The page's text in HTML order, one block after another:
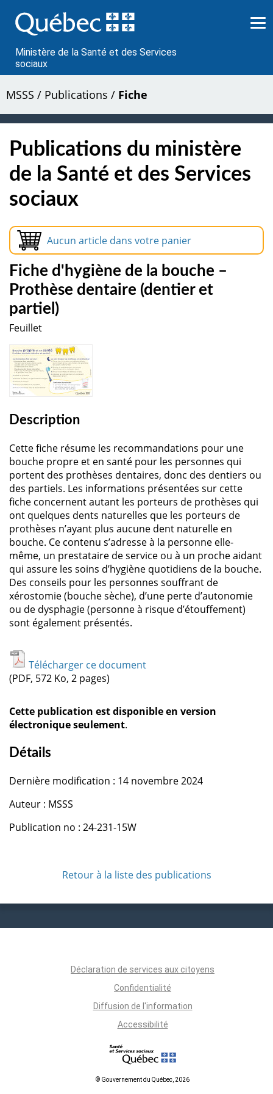
au
contenu
Ministère de la Santé et des Services
sociaux
MSSS / Publications / Fiche
Publications du ministère
de la Santé et des Services
sociaux
Aucun article dans votre panier
Fiche d'hygiène de la bouche –
Prothèse dentaire (dentier et
partiel)
Feuillet
Description
Cette fiche résume les recommandations pour une
bouche propre et en santé pour les personnes qui
portent des prothèses dentaires, donc des dentiers ou
des partiels. Les informations présentées sur cette
fiche concernent autant les porteurs de prothèses qui
ont quelques dents naturelles que les porteurs de
prothèses n’ayant plus aucune dent naturelle en
bouche. Ce contenu s’adresse à la personne elle-
même, un prestataire de service ou à un proche aidant
qui assure les soins d’hygiène quotidiens de la bouche.
Des conseils pour les personnes souffrant de
xérostomie (bouche sèche), d’une perte d’autonomie
ou de dysphagie (personne à risque d’étouffement)
sont également présentés.
Télécharger ce document
(PDF, 572 Ko, 2 pages)
Cette publication est disponible en version
électronique seulement.
Détails
Dernière modification : 14 novembre 2024
Auteur : MSSS
Publication no : 24-231-15W
Retour à la liste des publications
Déclaration de services aux citoyens
Confidentialité
Diffusion de l'information
Accessibilité
© Gouvernement du Québec, 2026